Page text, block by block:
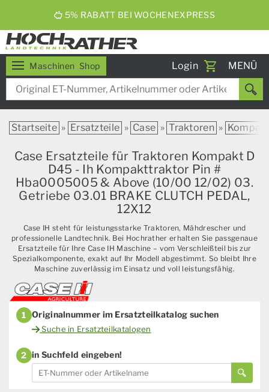
5% RABATT BEI WOCHENEXPRESS
Maschinen Shop Login
Toggle
MENÜ
Startseite » Ersatzteile » Case » Traktoren »
Case Ersatzteile für Traktoren Kompakt D
D45 - Ih Kompakttraktor Pin #
Hba0005005 & Above (10/00 12/02) 03.
Getriebe 03.01 BRAKE CLUTCH PEDAL,
12X12
Case IH steht für leistungsstarke Traktoren, Mähdrescher und
professionelle Landtechnik. Bei Hochrather erhalten Sie passgenaue
Ersatzteile für Ihre Case IH Maschine – vom Verschleißteil bis zur
Spezialkomponente, exakt auf Ihr Modell abgestimmt. So bleibt Ihre
Maschine zuverlässig im Einsatz und voll leistungsfähig.
1 Originalnummer im Ersatzteilkatalog suchen
Suche in Ersatzteilkatalogen
2 in Suchfeld eingeben!